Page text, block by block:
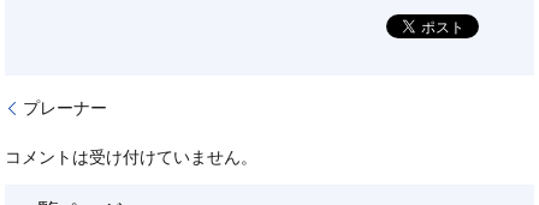
プレーナー
コメントは受け付けていません。